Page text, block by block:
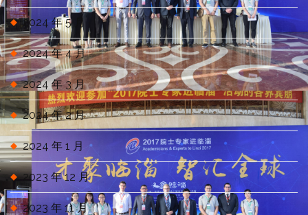
2024 年 5 月
2024 年 4 月
2024 年 3 月
2024 年 2 月
2024 年 1 月
2023 年 12 月
2023 年 11 月